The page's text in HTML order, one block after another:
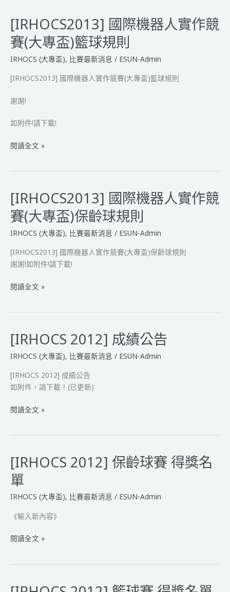
on
Competition
&
Symposium-
Basketball
Game
[IRHOCS2013] 國際機器人實作競
賽(大專盃)籃球規則
IRHOCS (大專盃), 比賽最新消息 / ESUN-Admin
[IRHOCS2013] 國際機器人實作競賽(大專盃)籃球規則
謝謝!
如附件!請下載!
[IRHOCS2013]
器
人
實
賽
(大
盃)
球
則
閱讀全文 »
[IRHOCS2013] 國際機器人實作競
賽(大專盃)保齡球規則
IRHOCS (大專盃), 比賽最新消息 / ESUN-Admin
[IRHOCS2013] 國際機器人實作競賽(大專盃)保齡球規則
謝謝!如附件!請下載!
[IRHOCS2013]
器
人
實
競
賽
(大
專
規
則
閱讀全文 »
[IRHOCS 2012] 成績公告
IRHOCS (大專盃), 比賽最新消息 / ESUN-Admin
[IRHOCS 2012] 成績公告
如附件，請下載！(已更新)
[IRHOCS
公
告
閱讀全文 »
[IRHOCS 2012] 保齡球賽 得獎名
單
IRHOCS (大專盃), 比賽最新消息 / ESUN-Admin
《輸入新內容》
[IRHOCS
球
閱讀全文 »